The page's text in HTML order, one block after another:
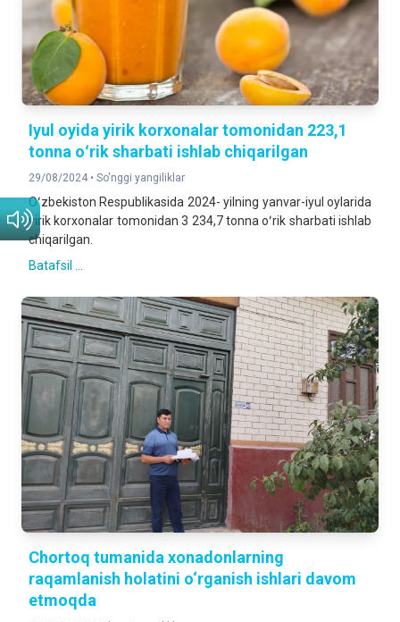
Iyul oyida yirik korxonalar tomonidan 223,1
tonna oʻrik sharbati ishlab chiqarilgan
29/08/2024 • So'nggi yangiliklar
Oʻzbekiston Respublikasida 2024- yilning yanvar-iyul oylarida
yirik korxonalar tomonidan 3 234,7 tonna oʻrik sharbati ishlab
chiqarilgan.
Batafsil ...
Chortoq tumanida хonadonlarning
raqamlanish holatini o‘rganish ishlari davom
etmoqda